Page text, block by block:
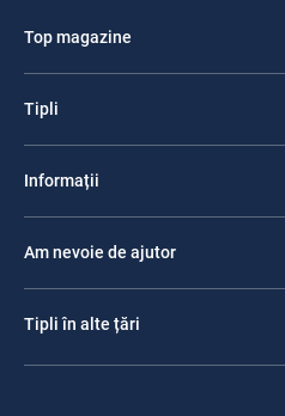
Top magazine
Tipli
Informații
Am nevoie de ajutor
Tipli în alte țări